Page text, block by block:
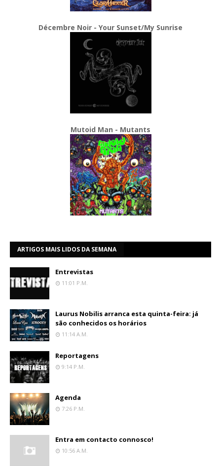
Décembre Noir - Your Sunset/My Sunrise
Mutoid Man - Mutants
ARTIGOS MAIS LIDOS DA SEMANA
Entrevistas
11:01 P.m.
Laurus Nobilis arranca esta quinta-feira: já
são conhecidos os horários
11:14 A.m.
Reportagens
9:14 P.m.
Agenda
7:26 P.m.
Entra em contacto connosco!
10:56 A.m.